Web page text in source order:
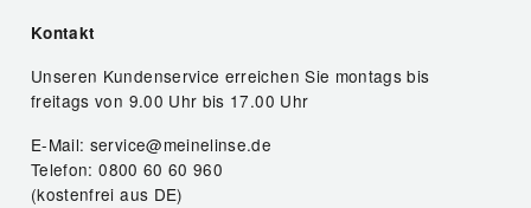
Kontakt
Unseren Kundenservice erreichen Sie montags bis
freitags von 9.00 Uhr bis 17.00 Uhr
E-Mail: service@meinelinse.de
Telefon: 0800 60 60 960
(kostenfrei aus DE)